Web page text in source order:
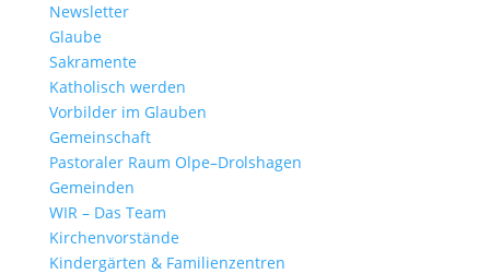
News­letter
Glaube
Sakra­mente
Katho­lisch werden
Vorbilder im Glauben
Gemein­schaft
Pasto­raler Raum Olpe–Drolshagen
Gemeinden
WIR – Das Team
Kirchen­vor­stände
Kinder­gärten & Familienzentren